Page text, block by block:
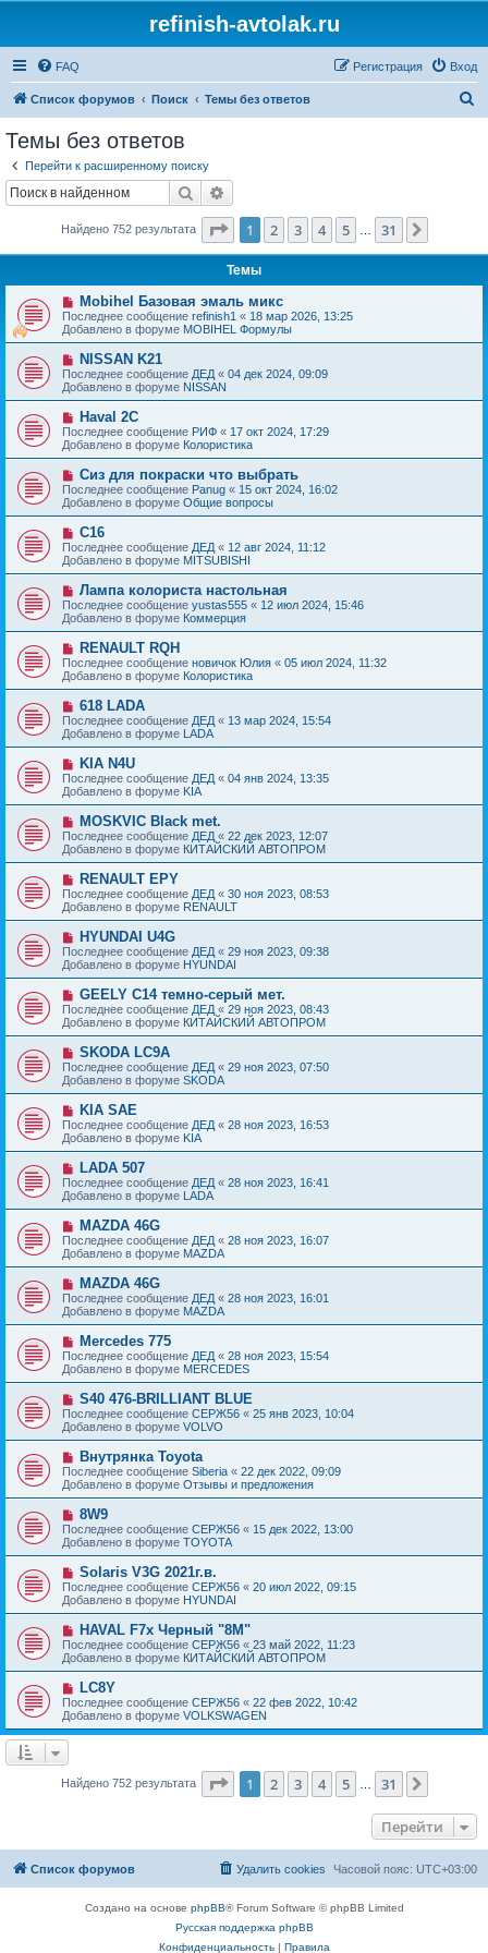
refinish-avtolak.ru
FAQ Вход
Регистрация
Список форумов Поиск Темы без ответов
Темы без ответов
Перейти к расширенному поиску
Поиск
Найдено 752 результата Страница из 31
1 2 3 4 5 31
Темы
Н
о
в
о
е
с
о
о
б
щ
е
н
и
е
Mobihel Базовая эмаль микс
Последнее сообщение refinish1 « 18 мар 2026, 13:25
Добавлено в форуме MOBIHEL Формулы
Н
о
в
о
е
с
о
о
б
щ
е
н
и
е
NISSAN K21
Последнее сообщение ДЕД « 04 дек 2024, 09:09
Добавлено в форуме NISSAN
Н
о
в
о
с
о
о
б
щ
е
н
и
е
Haval 2C
Последнее сообщение РИФ « 17 окт 2024, 17:29
Добавлено в форуме Колористика
Н
о
в
о
с
о
о
б
щ
е
н
и
е
Сиз для покраски что выбрать
Последнее сообщение Panug « 15 окт 2024, 16:02
Добавлено в форуме Общие вопросы
Н
о
в
о
с
о
о
б
щ
е
н
и
е
C16
Последнее сообщение ДЕД « 12 авг 2024, 11:12
Добавлено в форуме MITSUBISHI
Н
о
в
о
е
с
о
о
б
щ
е
н
и
е
Лампа колориста настольная
Последнее сообщение yustas555 « 12 июл 2024, 15:46
Добавлено в форуме Коммерция
Н
о
в
о
с
о
о
б
щ
е
н
и
е
RENAULT RQH
Последнее сообщение новичок Юлия « 05 июл 2024, 11:32
Добавлено в форуме Колористика
Н
о
в
о
е
с
о
о
б
щ
е
н
и
е
618 LADA
Последнее сообщение ДЕД « 13 мар 2024, 15:54
Добавлено в форуме LADA
Н
о
в
о
е
с
о
о
б
щ
е
н
и
е
KIA N4U
Последнее сообщение ДЕД « 04 янв 2024, 13:35
Добавлено в форуме KIA
Н
о
в
о
е
с
о
о
б
щ
е
н
и
е
MOSKVIC Black met.
Последнее сообщение ДЕД « 22 дек 2023, 12:07
Добавлено в форуме КИТАЙСКИЙ АВТОПРОМ
Н
о
в
о
е
с
о
о
б
щ
е
н
и
е
RENAULT EPY
Последнее сообщение ДЕД « 30 ноя 2023, 08:53
Добавлено в форуме RENAULT
Н
о
в
о
с
о
о
б
щ
е
н
и
е
HYUNDAI U4G
Последнее сообщение ДЕД « 29 ноя 2023, 09:38
Добавлено в форуме HYUNDAI
Н
о
в
о
е
с
о
о
б
щ
е
н
и
е
GEELY C14 темно-серый мет.
Последнее сообщение ДЕД « 29 ноя 2023, 08:43
Добавлено в форуме КИТАЙСКИЙ АВТОПРОМ
Н
о
в
о
е
с
о
о
б
е
н
и
е
SKODA LC9A
Последнее сообщение ДЕД « 29 ноя 2023, 07:50
Добавлено в форуме SKODA
Н
о
в
о
е
с
о
о
б
щ
е
н
и
е
KIA SAE
Последнее сообщение ДЕД « 28 ноя 2023, 16:53
Добавлено в форуме KIA
Н
о
в
о
е
с
о
о
б
щ
е
н
и
е
LADA 507
Последнее сообщение ДЕД « 28 ноя 2023, 16:41
Добавлено в форуме LADA
Н
о
в
о
е
с
о
о
б
щ
е
н
и
е
MAZDA 46G
Последнее сообщение ДЕД « 28 ноя 2023, 16:07
Добавлено в форуме MAZDA
Н
о
в
о
е
с
о
о
б
щ
е
н
и
е
MAZDA 46G
Последнее сообщение ДЕД « 28 ноя 2023, 16:01
Добавлено в форуме MAZDA
Н
о
в
о
е
с
о
о
б
щ
е
н
и
е
Mercedes 775
Последнее сообщение ДЕД « 28 ноя 2023, 15:54
Добавлено в форуме MERCEDES
Н
о
в
о
е
с
о
о
б
щ
е
н
и
е
S40 476-BRILLIANT BLUE
Последнее сообщение СЕРЖ56 « 25 янв 2023, 10:04
Добавлено в форуме VOLVO
Н
о
в
о
е
с
о
о
б
щ
е
н
и
е
Внутрянка Toyota
Последнее сообщение Siberia « 22 дек 2022, 09:09
Добавлено в форуме Отзывы и предложения
Н
о
в
о
е
с
о
о
б
щ
е
н
и
е
8W9
Последнее сообщение СЕРЖ56 « 15 дек 2022, 13:00
Добавлено в форуме TOYOTA
Н
о
в
о
е
с
о
о
б
е
н
и
е
Solaris V3G 2021г.в.
Последнее сообщение СЕРЖ56 « 20 июл 2022, 09:15
Добавлено в форуме HYUNDAI
Н
о
в
о
е
с
о
о
б
и
HAVAL F7x Черный "8M"
Последнее сообщение СЕРЖ56 « 23 май 2022, 11:23
Добавлено в форуме КИТАЙСКИЙ АВТОПРОМ
Н
о
в
о
е
о
б
LC8Y
Последнее сообщение СЕРЖ56 « 22 фев 2022, 10:42
Добавлено в форуме VOLKSWAGEN
Найдено 752 результата Страница из 31
1 2 3 4 5 31
Перейти
Список форумов Часовой пояс: UTC+03:00
Удалить cookies
Создано на основе phpBB® Forum Software © phpBB Limited
Русская поддержка phpBB
Конфиденциальность| Правила